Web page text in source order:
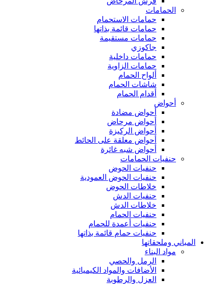
الحمامات
حمامات الاستحمام
حمامات قائمة بذاتها
حمامات مستقيمة
جاكوزي
حمامات داخلية
حمامات الزاوية
ألواح الحمام
شاشات الحمام
أقدام الحمام
أحواض
أحواض مضادة
أحواض مرحاض
أحواض الركيزة
أحواض معلقة على الحائط
أحواض شبه غائرة
حنفيات الحمامات
حنفيات الحوض
حنفيات الحوض العمودية
خلاطات الحوض
حنفيات الدش
خلاطات الدش
حنفيات الحمام
حنفيات أعمدة للحمام
حنفيات حمام قائمة بذاتها
المباني وملحقاتها
مواد البناء
الرمل والحصي
الأضافات والمواد الكيميائية
العزل والرطوبة